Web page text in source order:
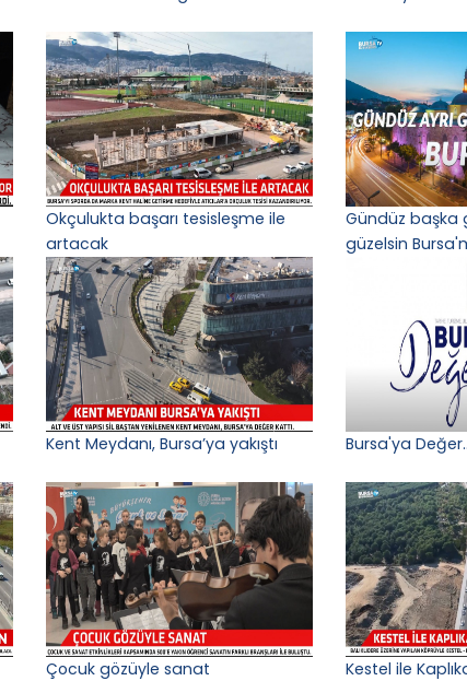
Okçulukta başarı tesisleşme ile
artacak
Gündüz başka
güzelsin
Kent Meydanı, Bursa’ya yakıştı Bursa'ya
Çocuk gözüyle sanat
Kestel ile